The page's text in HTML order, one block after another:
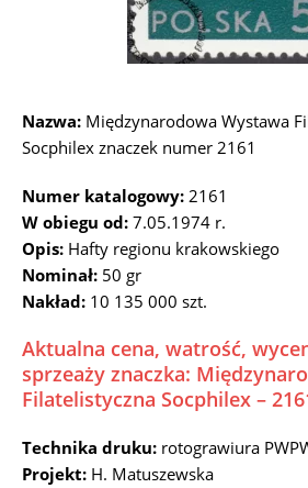
Nazwa: Międzynarodowa Wystawa
Socphilex znaczek numer 2161
Numer katalogowy: 2161
W obiegu od: 7.05.1974 r.
Opis: Hafty regionu krakowskiego
Nominał: 50 gr
Nakład: 10 135 000 szt.
Aktualna cena, watrość,
sprzeaży znaczka:
Filatelistyczna Socphilex –
Technika druku: rotograwiura
Projekt: H. Matuszewska